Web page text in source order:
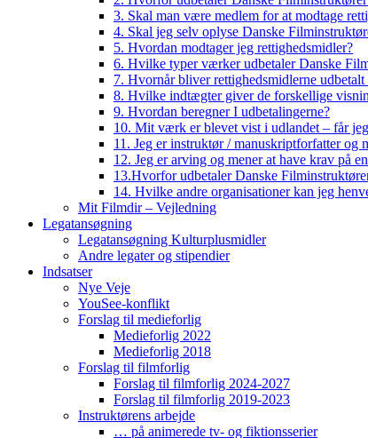
3. Skal man være medlem for at modtage
4. Skal jeg selv oplyse Danske
5. Hvordan modtager jeg rettighedsmidler?
6. Hvilke typer værker udbetaler Danske
7. Hvornår bliver rettighedsmidlerne
8. Hvilke indtægter giver de forskellige
9. Hvordan beregner I udbetalingerne?
10. Mit værk er blevet vist i udlandet – får
11. Jeg er instruktør / manuskriptforfatter og
12. Jeg er arving og mener at have krav på
13.Hvorfor udbetaler Danske
14. Hvilke andre organisationer kan jeg
Mit Filmdir – Vejledning
Legatansøgning
Legatansøgning Kulturplusmidler
Andre legater og stipendier
Indsatser
Nye Veje
YouSee-konflikt
Forslag til medieforlig
Medieforlig 2022
Medieforlig 2018
Forslag til filmforlig
Forslag til filmforlig 2024-2027
Forslag til filmforlig 2019-2023
Instruktørens arbejde
… på animerede tv- og fiktionsserier